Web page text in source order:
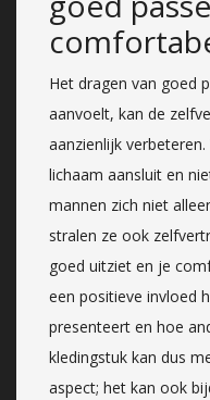
Het dragen van goed
aanvoelt, kan de
aanzienlijk
lichaam aansluit en
mannen zich niet
stralen ze ook
goed uitziet en je
een positieve invloed
presenteert en hoe
kledingstuk kan dus
aspect; het kan ook